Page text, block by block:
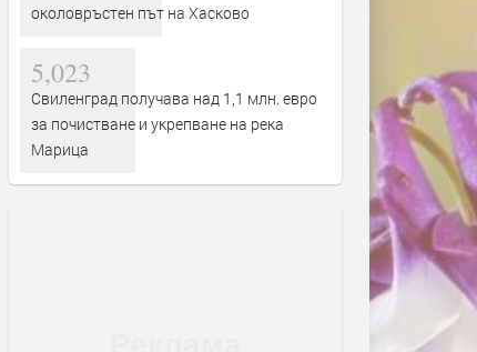
околовръстен път на Хасково
5,023
Свиленград получава над 1,1 млн. евро
за почистване и укрепване на река
Марица